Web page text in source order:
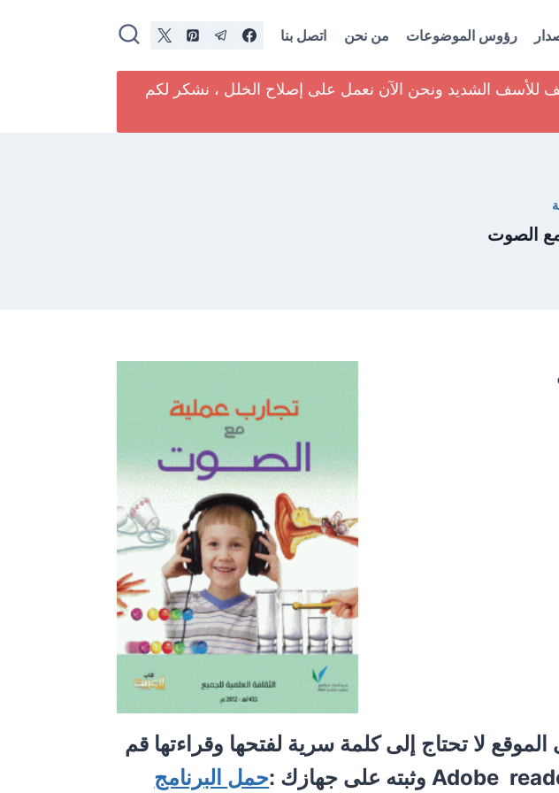
رؤوس الموضوعات من نحن اتصل بنا
للأسف الشديد ونحن الآن نعمل على إصلاح الخلل ، نشكر لكم
الصوت
لا تحتاج إلى كلمة سرية لفتحها وقراءتها قم
حمل البرنامج